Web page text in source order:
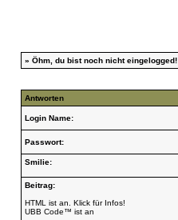
» Öhm, du bist noch nicht eingelogged!
Antworten
Login Name:
Passwort:
Smilie:
Beitrag:
HTML ist an. Klick für Infos!
UBB Code™ ist an